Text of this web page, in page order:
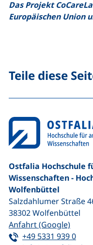
Das Projekt
Europäischen Union
Teile diese
Ostfalia Hochschule
Wissenschaften -
Wolfenbüttel
Salzdahlumer Straße
38302Wolfenbüttel
Anfahrt (Google)
Tel:
+49 5331 939 0